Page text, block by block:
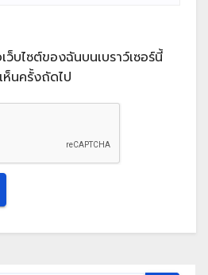
บไซต์ของฉันบนเบราว์เซอร์นี้
ห็นครั้งถัดไป